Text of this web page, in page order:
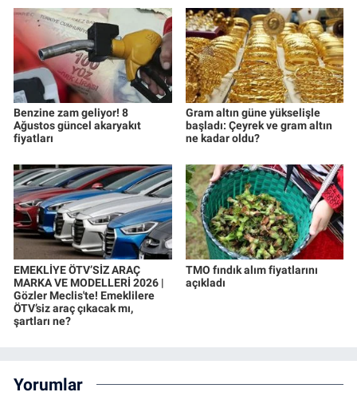
Benzine zam geliyor! 8
Ağustos güncel akaryakıt
fiyatları
Gram altın güne yükselişle
başladı: Çeyrek ve gram altın
ne kadar oldu?
EMEKLİYE ÖTV’SİZ ARAÇ
MARKA VE MODELLERİ 2026 |
Gözler Meclis'te! Emeklilere
ÖTV’siz araç çıkacak mı,
şartları ne?
TMO fındık alım fiyatlarını
açıkladı
Yorumlar